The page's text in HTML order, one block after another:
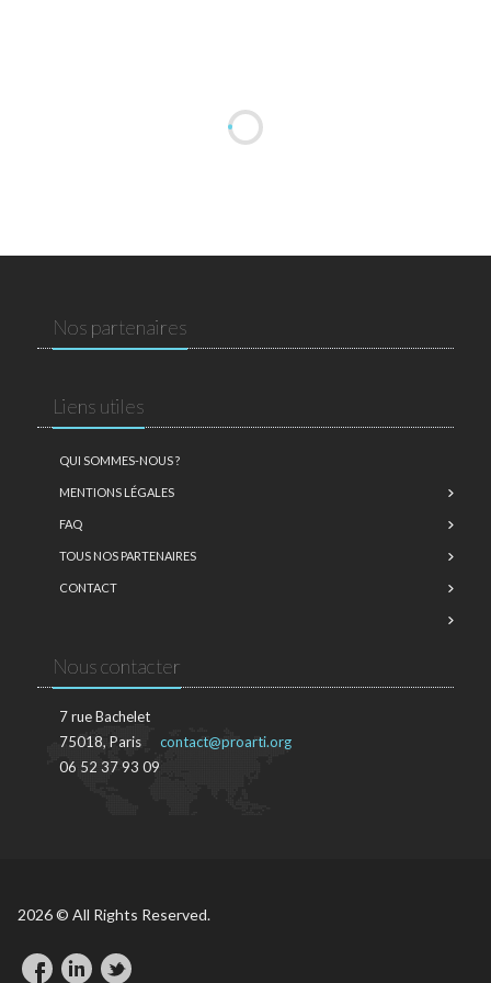
Nos partenaires
Liens utiles
QUI SOMMES-NOUS ?
MENTIONS LÉGALES
FAQ
TOUS NOS PARTENAIRES
CONTACT
Nous contacter
7 rue Bachelet
75018, Paris
06 52 37 93 09
contact@proarti.org
2026 © All Rights Reserved.